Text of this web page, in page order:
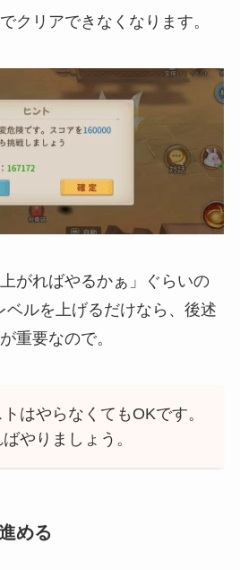
クリアできなくなります。
がればやるかぁ」ぐらいの
ベルを上げるだけなら、後述
重要なので。
はやらなくてもOKです。
やりましょう。
める